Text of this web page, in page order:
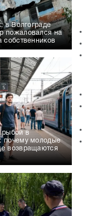
в Волгограде
пожаловался на
собственников
рыбой в
почему молодые
возвращаются